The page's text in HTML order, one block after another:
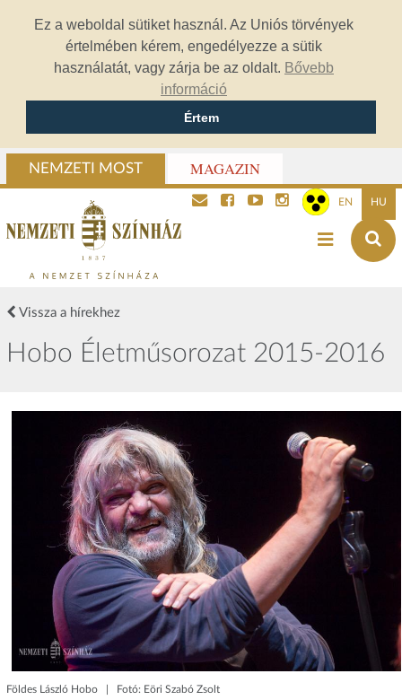
Ez a weboldal sütiket használ. Az Uniós törvények
értelmében kérem, engedélyezze a sütik
használatát, vagy zárja be az oldalt. Bővebb
információ
Értem
NEMZETI MOST MAGAZIN
EN HU
Vissza a hírekhez
Hobo Életműsorozat 2015-2016
Földes László Hobo | Fotó: Eöri Szabó Zsolt